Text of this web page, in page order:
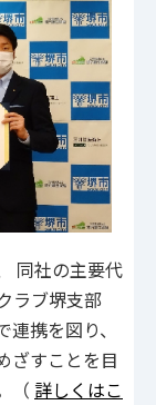
同社の主要代
ラブ堺支部
携を図り、
ざすことを目
（ 詳しくはこ